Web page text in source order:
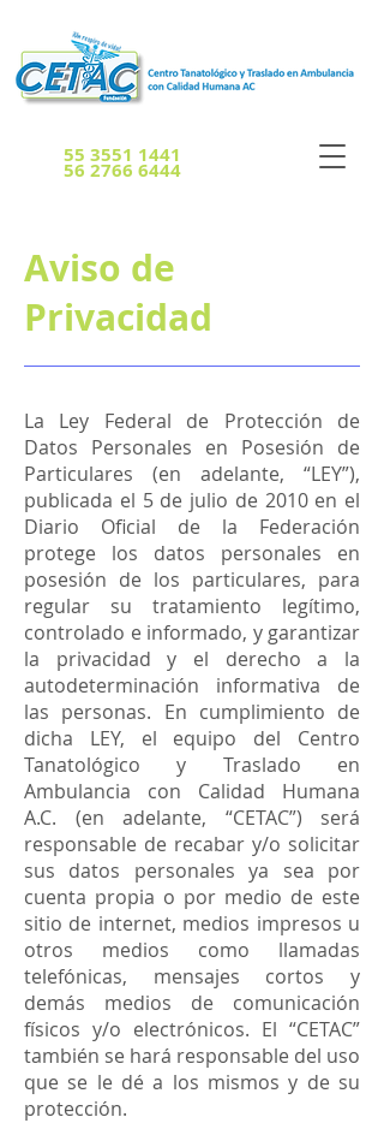
55 3551 1441
56 2766 6444
Aviso de
Privacidad
La Ley Federal de Protección de
Datos Personales en Posesión de
Particulares (en adelante, “LEY”),
publicada el 5 de julio de 2010 en el
Diario Oficial de la Federación
protege los datos personales en
posesión de los particulares, para
regular su tratamiento legítimo,
controlado e informado, y garantizar
la privacidad y el derecho a la
autodeterminación informativa de
las personas. En cumplimiento de
dicha LEY, el equipo del Centro
Tanatológico y Traslado en
Ambulancia con Calidad Humana
A.C. (en adelante, “CETAC”) será
responsable de recabar y/o solicitar
sus datos personales ya sea por
cuenta propia o por medio de este
sitio de internet, medios impresos u
otros medios como llamadas
telefónicas, mensajes cortos y
demás medios de comunicación
físicos y/o electrónicos. El “CETAC”
también se hará responsable del uso
que se le dé a los mismos y de su
protección.